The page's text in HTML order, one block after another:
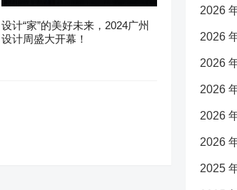
设计“家”的美好未来，2024广州
设计周盛大开幕！
2026
2026
2026
2026
2026
2026
2025